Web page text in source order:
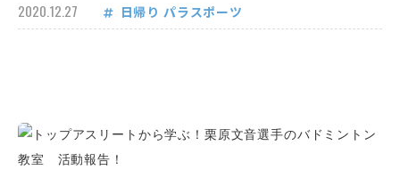
2020.12.27 日帰り パラスポーツ